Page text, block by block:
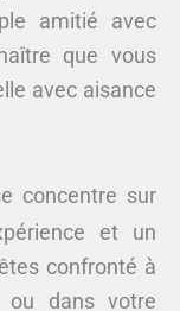
amitié avec
que vous
avec aisance
concentre sur
et un
confronté à
ou dans votre